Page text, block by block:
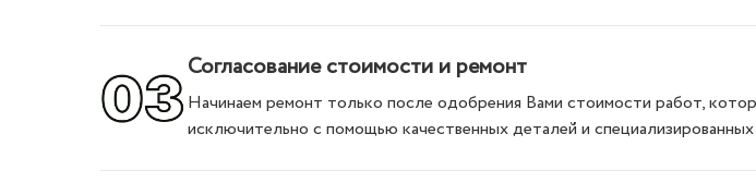
Согласование стоимости и ремонт
Начинаем ремонт только после одобрения Вами стоимости работ,
исключительно с помощью качественных деталей и